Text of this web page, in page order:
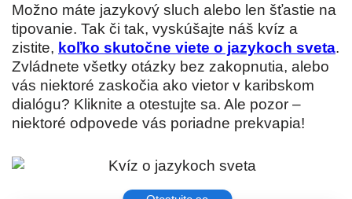
Možno máte jazykový sluch alebo len šťastie na
tipovanie. Tak či tak, vyskúšajte náš kvíz a
zistite, koľko skutočne viete o jazykoch sveta.
Zvládnete všetky otázky bez zakopnutia, alebo
vás niektoré zaskočia ako vietor v karibskom
dialógu? Kliknite a otestujte sa. Ale pozor –
niektoré odpovede vás poriadne prekvapia!